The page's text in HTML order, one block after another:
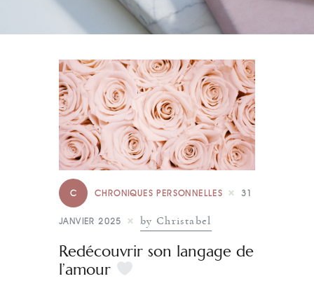
C CHRONIQUES PERSONNELLES 31
JANVIER 2025 by Christabel
Redécouvrir son langage de
l’amour